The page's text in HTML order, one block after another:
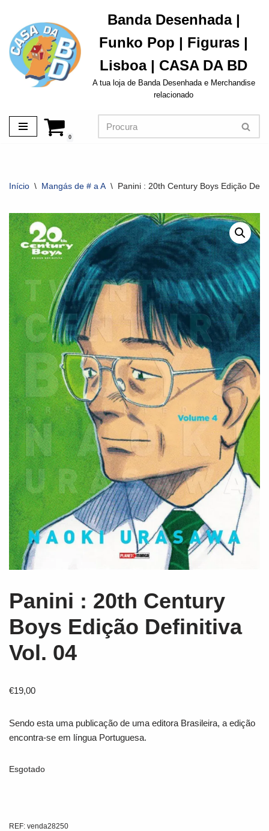
Avançar
para
o
conteúdo
Banda Desenhada |
Funko Pop | Figuras |
Lisboa | CASA DA BD
A tua loja de Banda Desenhada e Merchandise
relacionado
0
Início \ Mangás de # a A \ Panini : 20th Century Boys Edição
Panini : 20th Century
Boys Edição Definitiva
Vol. 04
€19,00
Sendo esta uma publicação de uma editora Brasileira, a edição
encontra-se em língua Portuguesa.
Esgotado
REF: venda28250